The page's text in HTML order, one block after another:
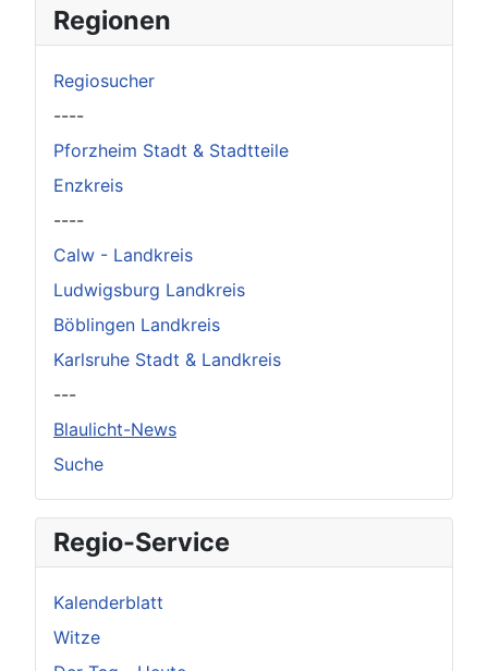
Original herunterladen
Regionen
Regiosucher
----
Pforzheim Stadt & Stadtteile
Enzkreis
----
Calw - Landkreis
Ludwigsburg Landkreis
Böblingen Landkreis
Karlsruhe Stadt & Landkreis
---
Blaulicht-News
Suche
Regio-Service
Kalenderblatt
Witze